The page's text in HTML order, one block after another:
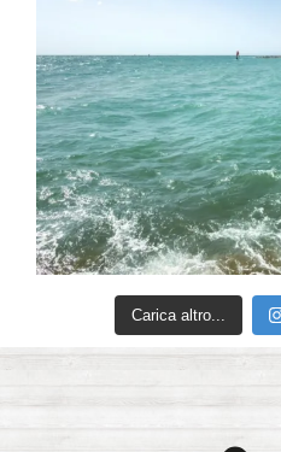
Carica altro...